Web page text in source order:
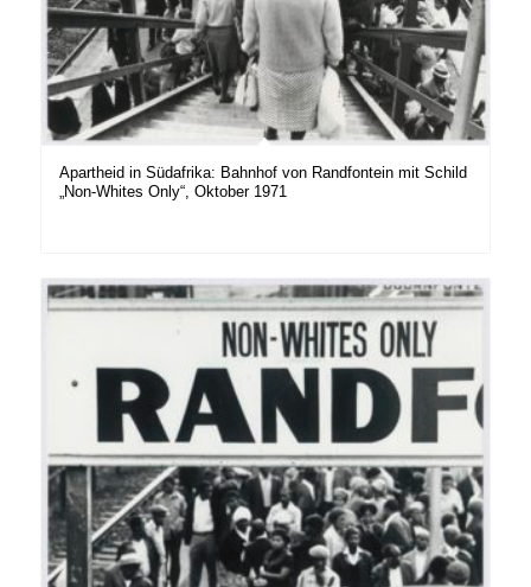
Apartheid in Südafrika: Bahnhof von Randfontein mit Schild
„Non-Whites Only“, Oktober 1971